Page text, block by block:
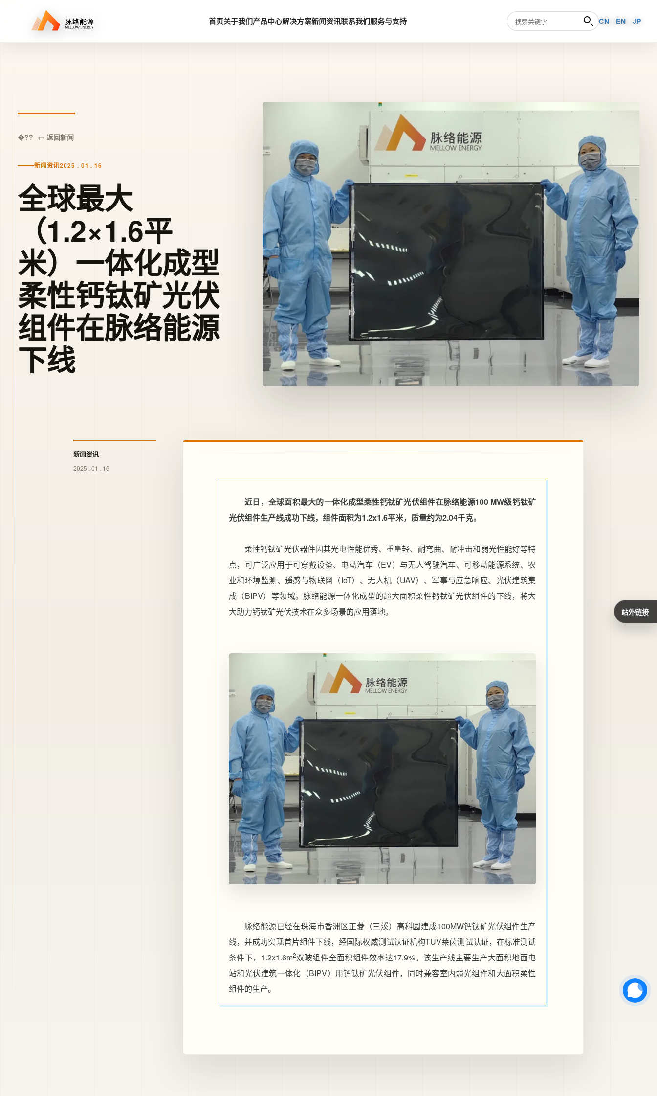
首页关于我们产品中心解决方案新闻资讯联系我们服务与支持 CN EN JP
← 返回新闻
新闻资讯2025 . 01 . 16
全球最大
（1.2×1.6平
米）一体化成型
柔性钙钛矿光伏
组件在脉络能源
下线
新闻资讯
2025 . 01 . 16
近日，全球面积最大的一体化成型柔性钙钛矿光伏组件在脉络能源100 MW级钙钛矿
光伏组件生产线成功下线，组件面积为1.2x1.6平米，质量约为2.04千克。
柔性钙钛矿光伏器件因其光电性能优秀、重量轻、耐弯曲、耐冲击和弱光性能好等特
点，可广泛应用于可穿戴设备、电动汽车（EV）与无人驾驶汽车、可移动能源系统、农
业和环境监测、遥感与物联网（IoT）、无人机（UAV）、军事与应急响应、光伏建筑集
成（BIPV）等领域。脉络能源一体化成型的超大面积柔性钙钛矿光伏组件的下线，将大
大助力钙钛矿光伏技术在众多场景的应用落地。
脉络能源已经在珠海市香洲区正菱（三溪）高科园建成100MW钙钛矿光伏组件生产
线，并成功实现首片组件下线，经国际权威测试认证机构TUV莱茵测试认证，在标准测试
条件下，1.2x1.6m2双玻组件全面积组件效率达17.9%。该生产线主要生产大面积地面电
站和光伏建筑一体化（BIPV）用钙钛矿光伏组件，同时兼容室内弱光组件和大面积柔性
组件的生产。
站外链接